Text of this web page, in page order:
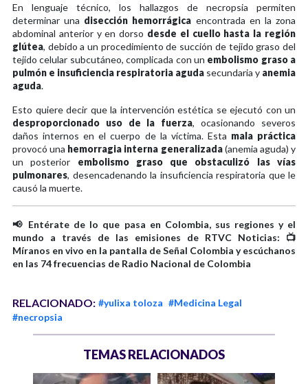
En lenguaje técnico, los hallazgos de necropsia permiten
determinar una disección hemorrágica encontrada en la zona
abdominal anterior y en dorso desde el cuello hasta la región
glútea, debido a un procedimiento de succión de tejido graso del
tejido celular subcutáneo, complicada con un embolismo graso a
pulmón e insuficiencia respiratoria aguda secundaria y anemia
aguda.
Esto quiere decir que la intervención estética se ejecutó con un
desproporcionado uso de la fuerza, ocasionando severos
daños internos en el cuerpo de la víctima. Esta mala práctica
provocó una hemorragia interna generalizada(anemia aguda) y
un posterior embolismo graso que obstaculizó las vías
pulmonares, desencadenando la insuficiencia respiratoria que le
causó la muerte.
📢 Entérate de lo que pasa en Colombia, sus regiones y el
mundo a través de las emisiones de RTVC Noticias: 📺
Míranos en vivo en la pantalla de Señal Colombia y escúchanos
en las 74 frecuencias de Radio Nacional de Colombia
RELACIONADO: #yulixa toloza #Medicina Legal
#necropsia
TEMAS RELACIONADOS